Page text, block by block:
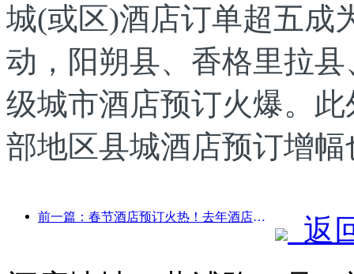
城(或区)酒店订单超五成
动，阳朔县、香格里拉
级城市酒店预订火爆。
部地区县城酒店预订增
前一篇：春节酒店预订火热！去年酒店相关企业注册量超疫情前增长
返